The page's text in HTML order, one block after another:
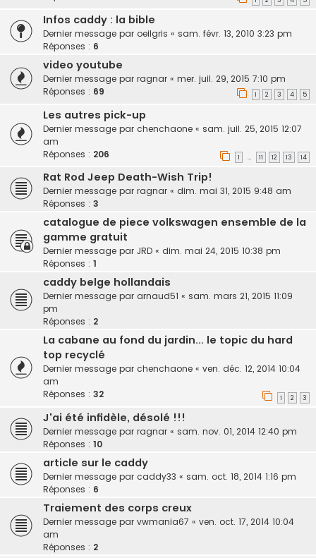
Infos caddy : la bible
Dernier message par oeilgris « sam. févr. 13, 2010 3:23 pm
Réponses : 6
video youtube
Dernier message par ragnar « mer. juil. 29, 2015 7:10 pm
Réponses : 69 1 2 3 4 5
Les autres pick-up
Dernier message par chenchaone « sam. juil. 25, 2015 12:07
am
Réponses : 206 1 … 11 12 13 14
Rat Rod Jeep Death-Wish Trip!
Dernier message par ragnar « dim. mai 31, 2015 9:48 am
Réponses : 3
catalogue de piece volkswagen ensemble de la
gamme gratuit
Dernier message par JRD « dim. mai 24, 2015 10:38 pm
Réponses : 1
caddy belge hollandais
Dernier message par arnaud51 « sam. mars 21, 2015 11:09
pm
Réponses : 2
La cabane au fond du jardin... le topic du hard
top recyclé
Dernier message par chenchaone « ven. déc. 12, 2014 10:04
am
Réponses : 32 1 2 3
J'ai été infidèle, désolé !!!
Dernier message par ragnar « sam. nov. 01, 2014 12:40 pm
Réponses : 10
article sur le caddy
Dernier message par caddy33 « sam. oct. 18, 2014 1:16 pm
Réponses : 6
Traiement des corps creux
Dernier message par vwmania67 « ven. oct. 17, 2014 10:04
am
Réponses : 2